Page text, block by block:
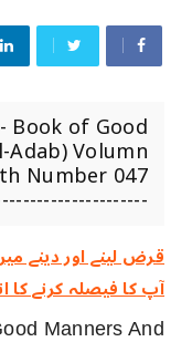
Book of Good
Volumn
...
قرض لینے اور دینے
آپ کا فیصلہ کرنے کا
Manners And